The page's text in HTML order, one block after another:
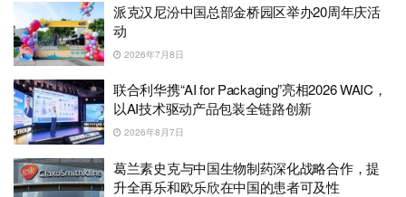
派克汉尼汾中国总部金桥园区举办20周年庆活
动
2026年7月8日
联合利华携“AI for Packaging”亮相2026 WAIC，
以AI技术驱动产品包装全链路创新
2026年8月7日
葛兰素史克与中国生物制药深化战略合作，提
升全再乐和欧乐欣在中国的患者可及性